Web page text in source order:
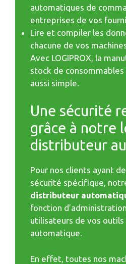
automatiques de
entreprises de vos
Lire et compiler les
chacune de vos
Avec LOGIPROX, la
stock de consommables
aussi simple.
Une sécurité
grâce à notre
distributeur
Pour nos clients ayant
sécurité spécifique,
distributeur
fonction
utilisateurs de vos
automatique.
En effet, toutes nos